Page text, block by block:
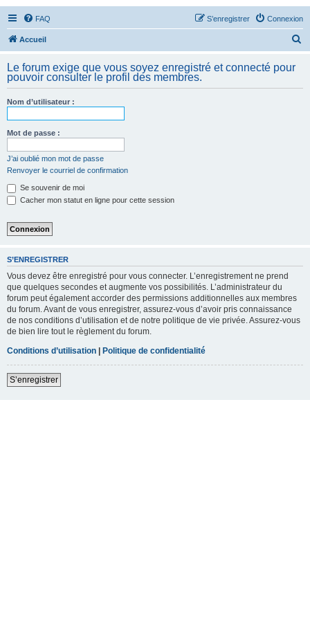
FAQ Connexion
S’enregistrer
Accueil
h
Le forum exige que vous soyez enregistré et connecté pour
pouvoir consulter le profil des membres.
Nom d’utilisateur :
Mot de passe :
J’ai oublié mon mot de passe
Renvoyer le courriel de confirmation
Se souvenir de moi
Cacher mon statut en ligne pour cette session
S’ENREGISTRER
Vous devez être enregistré pour vous connecter. L’enregistrement ne prend
que quelques secondes et augmente vos possibilités. L’administrateur du
forum peut également accorder des permissions additionnelles aux membres
du forum. Avant de vous enregistrer, assurez-vous d’avoir pris connaissance
de nos conditions d’utilisation et de notre politique de vie privée. Assurez-vous
de bien lire tout le règlement du forum.
Conditions d’utilisation | Politique de confidentialité
S’enregistrer